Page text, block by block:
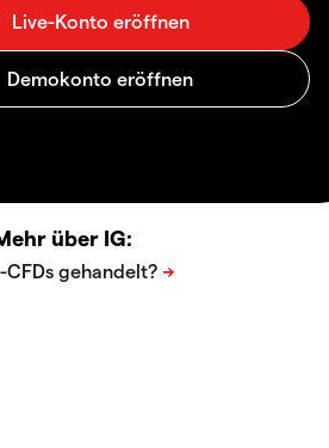
über IG: